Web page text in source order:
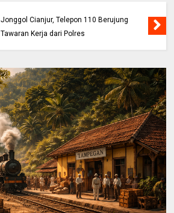
Ditemukan Meninggal, BPBD Imbau Orang
Tua Perketat Pengawasan Anak